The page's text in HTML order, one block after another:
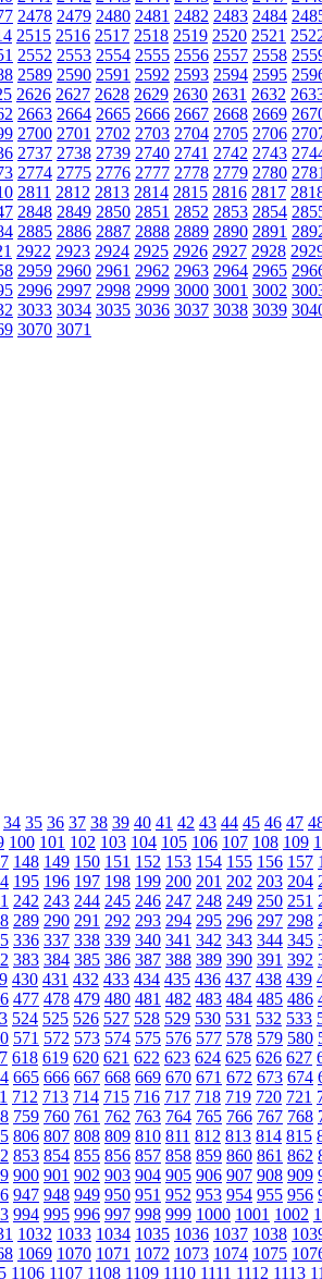
2478 2479 2480 2481 2482 2483 2484
2515 2516 2517 2518 2519 2520 2521
2552 2553 2554 2555 2556 2557 2558
2589 2590 2591 2592 2593 2594 2595
2626 2627 2628 2629 2630 2631 2632
2663 2664 2665 2666 2667 2668 2669
2700 2701 2702 2703 2704 2705 2706
2737 2738 2739 2740 2741 2742 2743
2774 2775 2776 2777 2778 2779 2780 2781
2811 2812 2813 2814 2815 2816 2817
2848 2849 2850 2851 2852 2853 2854
2885 2886 2887 2888 2889 2890 2891
2922 2923 2924 2925 2926 2927 2928
2959 2960 2961 2962 2963 2964 2965
2996 2997 2998 2999 3000 3001 3002
3033 3034 3035 3036 3037 3038 3039
3070 3071
34 35 36 37 38 39 40 41 42 43 44 45 46 47
100 101 102 103 104 105 106 107 108 109
148 149 150 151 152 153 154 155 156 157
195 196 197 198 199 200 201 202 203 204
242 243 244 245 246 247 248 249 250 251
289 290 291 292 293 294 295 296 297 298
336 337 338 339 340 341 342 343 344 345
383 384 385 386 387 388 389 390 391 392
430 431 432 433 434 435 436 437 438 439
477 478 479 480 481 482 483 484 485 486
524 525 526 527 528 529 530 531 532 533
571 572 573 574 575 576 577 578 579 580
618 619 620 621 622 623 624 625 626 627
665 666 667 668 669 670 671 672 673 674
712 713 714 715 716 717 718 719 720 721
759 760 761 762 763 764 765 766 767 768
806 807 808 809 810 811 812 813 814 815
853 854 855 856 857 858 859 860 861 862
900 901 902 903 904 905 906 907 908 909
947 948 949 950 951 952 953 954 955 956
994 995 996 997 998 999 1000 1001 1002
1032 1033 1034 1035 1036 1037 1038
1069 1070 1071 1072 1073 1074 1075
1106 1107 1108 1109 1110 1111 1112 1113